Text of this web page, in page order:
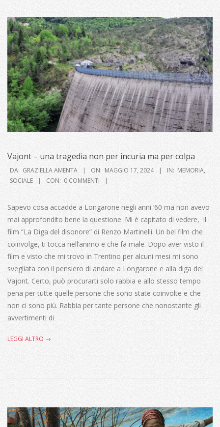
Vajont – una tragedia non per incuria ma per colpa
2024-
05-
DA: GRAZIELLA AMENTA ON: MAGGIO 17, 2024 IN: MEMORIA,
SOCIALE
CON: 0 COMMENTI
Sapevo cosa accadde a Longarone negli anni ’60 ma non avevo
mai approfondito bene la questione. Mi è capitato di vedere, il
film “La Diga del disonore” di Renzo Martinelli. Un bel film che
coinvolge, ti tocca nell’animo e che fa male. Dopo aver visto il
film e visto che mi trovo in Trentino per alcuni mesi mi sono
svegliata con il pensiero di andare a Longarone e alla diga del
Vajont. Certo, può procurarti solo rabbia e allo stesso tempo
pena per tutte quelle persone che sono state coinvolte e che
non ci sono più. Rabbia per tante persone che nonostante gli
avvertimenti di
LEGGI ALTRO →